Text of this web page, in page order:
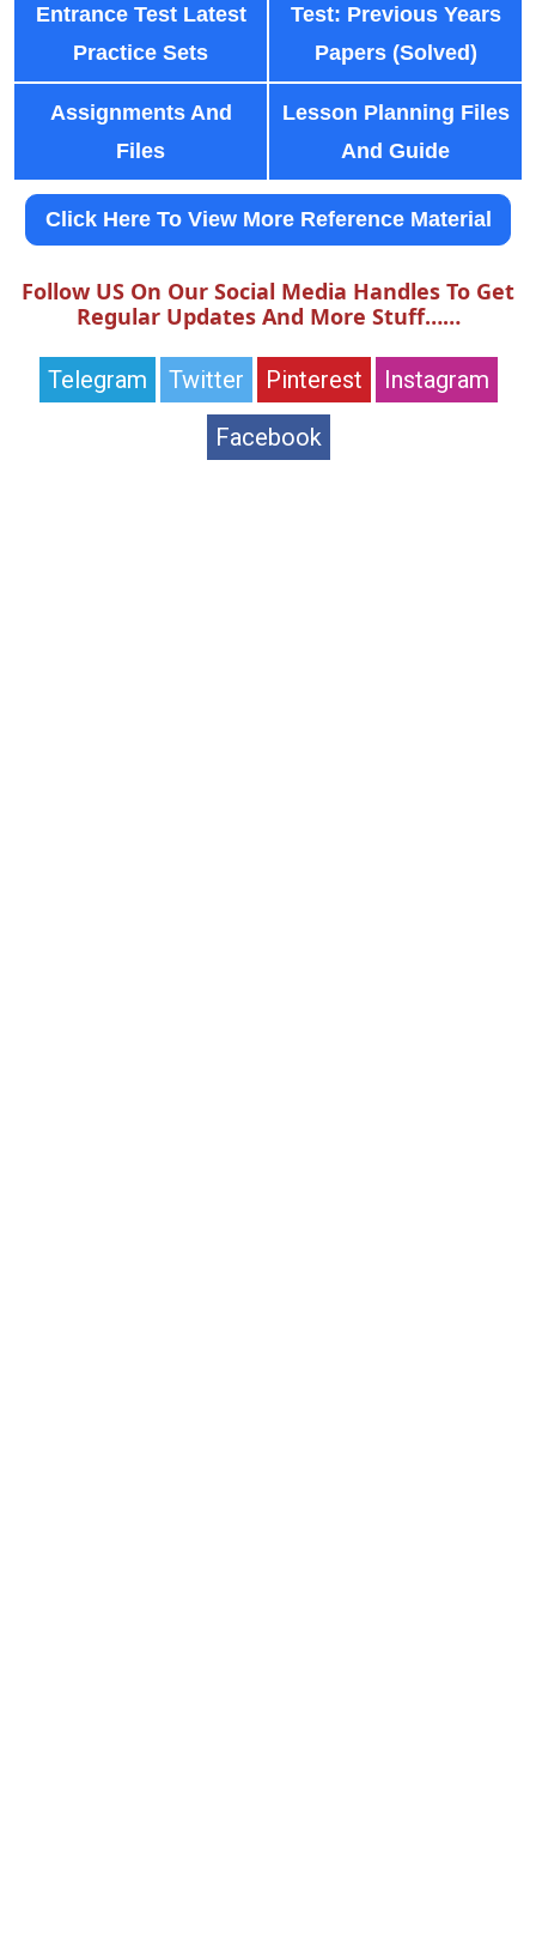
Entrance Test Latest
Practice Sets
Test: Previous Years
Papers (Solved)
Assignments And
Files
Lesson Planning Files
And Guide
Click Here To View More Reference Material
Follow US On Our Social Media Handles To Get
Regular Updates And More Stuff……
Telegram Twitter Pinterest
Instagram
Facebook